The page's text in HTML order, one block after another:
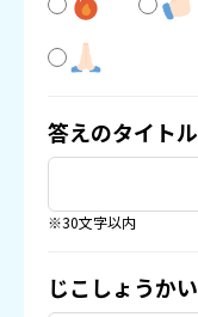
答えのタイトル
※30文字以内
じこしょうかい